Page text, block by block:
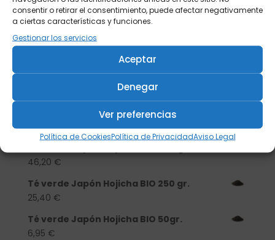
consentir o retirar el consentimiento, puede afectar negativamente
a ciertas características y funciones.
Gestionar los servicios
Aceptar
Denegar
Ver preferencias
Política de CookiesPolítica de PrivacidadAviso Legal
Productos
Tisanera "Christmas Cats" 0,25l.
13,90€
46,20 €
Té verde Japón Hojicha BIO 250 gr.
25,40 €
Té verde Japón Hojicha BIO 50gr.
6,95 €